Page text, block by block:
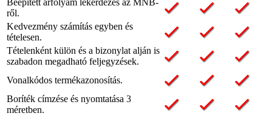
ről.
Kedvezmény számítás egyben és
tételesen.
Tételenként külön és a bizonylat alján is
szabadon megadható feljegyzések.
Vonalkódos termékazonosítás.
Boríték címzése és nyomtatása 3
méretben.